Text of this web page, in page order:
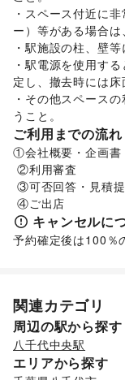
子供向け教室・
その他子育て・
美容・健康・医療
ジム・フィットネ
美容・コスメ・
ヘアサロン・ネ
エステ・美容サー
女性用品・フェム
/その他美容・健康
エンタメ・ガジェット
PC・スマートフォ
ゲーム/アニメ/コ
おもちゃ・ホビー
Webメディア・
音楽・ライブ/演
その他アート・デ
レジャー・スポーツ
旅行・レジャー /
バスケットボール
車・バイク・モビリ
・スペース付近に
ー）等がある場合は
・駅施設の柱、壁
・駅電源を使用す
定し、撤去時には床
・その他スペース
ご利用までの流れ
①会社概要・企画書
キャンセルに
予約確定後は100％
関連カテゴリ
周辺の駅から探す
八千代中央駅
エリアから探す